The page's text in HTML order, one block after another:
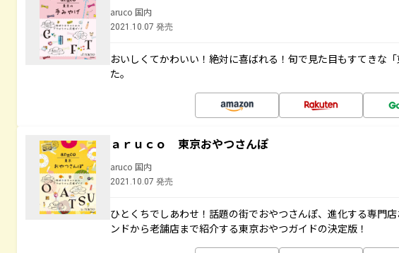
aruco 国内
2021.10.07 発売
おいしくてかわいい！絶対に喜ばれる！旬で見た目もすてきな
た。
ａｒｕｃｏ 東京おやつさんぽ
aruco 国内
2021.10.07 発売
ひとくちでしあわせ！話題の街でおやつさんぽ、進化する専門
ンドから老舗店まで紹介する東京おやつガイドの決定版！